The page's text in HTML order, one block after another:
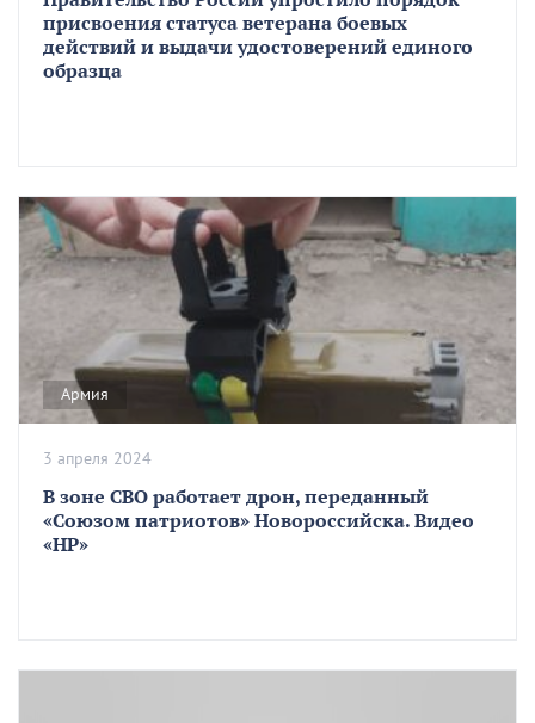
присвоения статуса ветерана боевых
действий и выдачи удостоверений единого
образца
Армия
В зоне СВО работает дрон, переданный
«Союзом патриотов» Новороссийска. Видео
«НР»
3 апреля 2024